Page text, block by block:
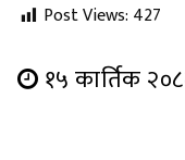
Post Views: 427
१५ कार्तिक